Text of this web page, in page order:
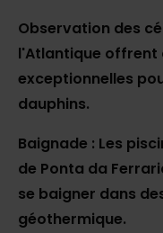
Observation des
l'Atlantique offrent
exceptionnelles
dauphins.
Baignade : Les
de Ponta da
se baigner dans
géothermique.